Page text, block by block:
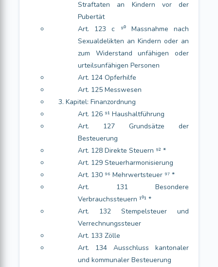
Straftaten an Kindern vor der
Pubertät
Art. 123 c ⁹⁰ Massnahme nach
Sexualdelikten an Kindern oder an
zum Widerstand unfähigen oder
urteilsunfähigen Personen
Art. 124 Opferhilfe
Art. 125 Messwesen
3. Kapitel: Finanzordnung
Art. 126 ⁹¹ Haushaltführung
Art. 127 Grundsätze der
Besteuerung
Art. 128 Direkte Steuern ⁹² *
Art. 129 Steuerharmonisierung
Art. 130 ⁹⁶ Mehrwertsteuer ⁹⁷ *
Art. 131 Besondere
Verbrauchssteuern ¹⁰¹ *
Art. 132 Stempelsteuer und
Verrechnungssteuer
Art. 133 Zölle
Art. 134 Ausschluss kantonaler
und kommunaler Besteuerung